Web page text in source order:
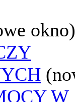
okno)
W